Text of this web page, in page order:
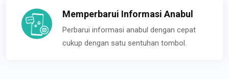
Memperbarui Informasi Anabul
Perbarui informasi anabul dengan cepat
cukup dengan satu sentuhan tombol.